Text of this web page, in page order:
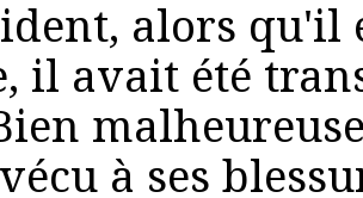
alors qu'il
il avait été
à ses